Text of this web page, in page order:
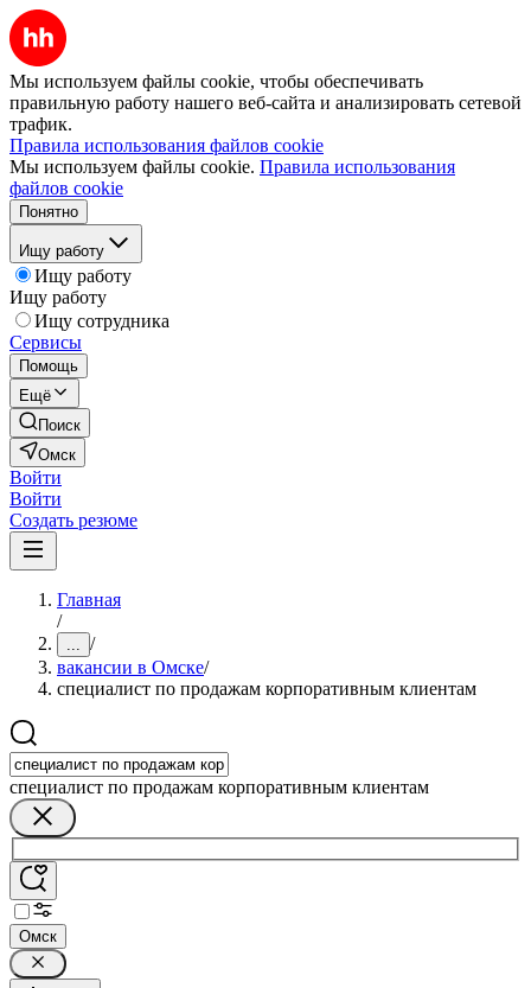
Мы используем файлы cookie, чтобы обеспечивать
правильную работу нашего веб-сайта и анализировать сетевой
трафик.
Правила использования файлов cookie
Мы используем файлы cookie. Правила использования
файлов cookie
Понятно
Ищу работу
Ищу работу
Ищу работу
Ищу сотрудника
Сервисы
Помощь
Ещё
Поиск
Омск
Войти
Войти
Создать резюме
Главная
/
... /
вакансии в Омске/
специалист по продажам корпоративным клиентам
специалист по продажам корпоративным клиентам
Омск